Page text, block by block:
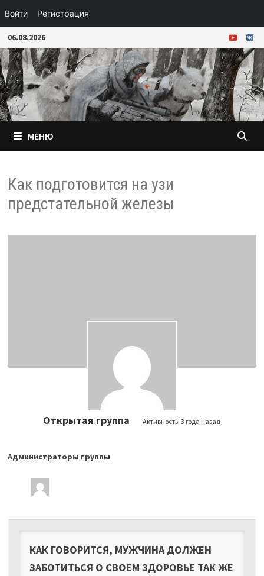
Войти Регистрация
Перейти
к
содержимому
06.08.2026
МЕНЮ
Как подготовится на узи
предстательной железы
Открытая группа Активность:3 года назад
Лидеры
группы
Администраторы группы
КАК ГОВОРИТСЯ, МУЖЧИНА ДОЛЖЕН
ЗАБОТИТЬСЯ О СВОЕМ ЗДОРОВЬЕ ТАК ЖЕ